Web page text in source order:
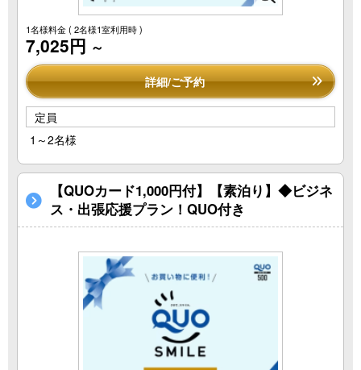
1名様料金( 2名様1室利用時 )
7,025円 ～
詳細/ご予約
定員
1～2名様
【QUOカード1,000円付】【素泊り】◆ビジネ
ス・出張応援プラン！QUO付き